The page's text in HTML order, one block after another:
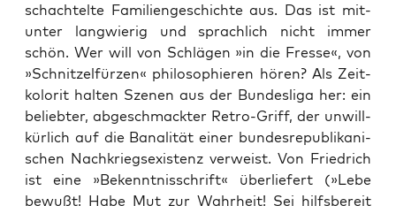
schach­tel­te Fami­li­en­ge­schich­te aus. Das ist mit­
un­ter lang­wie­rig und sprach­lich nicht immer
schön. Wer will von Schlä­gen »in die Fres­se«, von
»Schnit­zel­für­zen« phi­lo­so­phie­ren hören? Als Zeit­
ko­lo­rit hal­ten Sze­nen aus der Bun­des­li­ga her: ein
belieb­ter, abge­schmack­ter Retro-Griff, der unwill­
kür­lich auf die Bana­li­tät einer bun­des­re­pu­bli­ka­ni­
schen Nach­kriegs­exis­tenz ver­weist. Von Fried­rich
ist eine »Bekennt­nis­schrift« über­lie­fert (»Lebe
bewußt! Habe Mut zur Wahr­heit! Sei hilfs­be­reit